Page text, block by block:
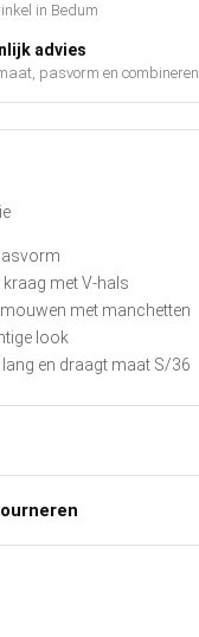
in Bedum
advies
pasvorm en combineren
kraag met V-hals
met manchetten
look
en draagt maat S/36